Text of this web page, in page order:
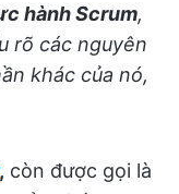
hành Scrum,
rõ các nguyên
khác của nó,
, còn được gọi là